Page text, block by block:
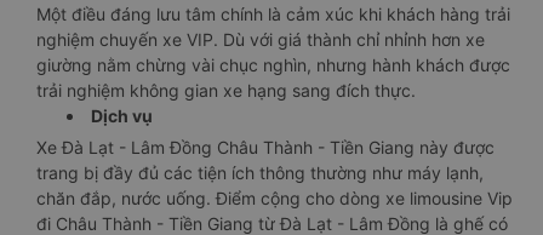
Một điều đáng lưu tâm chính là cảm xúc khi khách hàng trải
nghiệm chuyến xe VIP. Dù với giá thành chỉ nhỉnh hơn xe
giường nằm chừng vài chục nghìn, nhưng hành khách được
trải nghiệm không gian xe hạng sang đích thực.
Dịch vụ
Xe Đà Lạt - Lâm Đồng Châu Thành - Tiền Giang này được
trang bị đầy đủ các tiện ích thông thường như máy lạnh,
chăn đắp, nước uống. Điểm cộng cho dòng xe limousine Vip
đi Châu Thành - Tiền Giang từ Đà Lạt - Lâm Đồng là ghế có